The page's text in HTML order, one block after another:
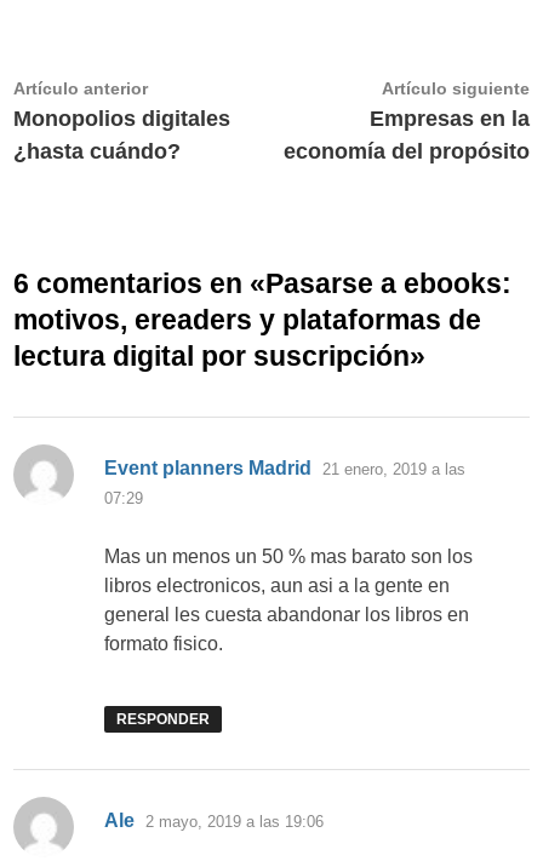
Navegación
de
entradas
Artículo anteriorArtículo
anterior:
Monopolios digitales
¿hasta cuándo?
Artículo siguiente
Empresas en la
economía del propósito
6 comentarios en «Pasarse a ebooks:
motivos, ereaders y plataformas de
lectura digital por suscripción»
Event planners Madrid dice:
21 enero, 2019 a las
07:29
Mas un menos un 50 % mas barato son los
libros electronicos, aun asi a la gente en
general les cuesta abandonar los libros en
formato fisico.
RESPONDER
Ale dice:
2 mayo, 2019 a las 19:06